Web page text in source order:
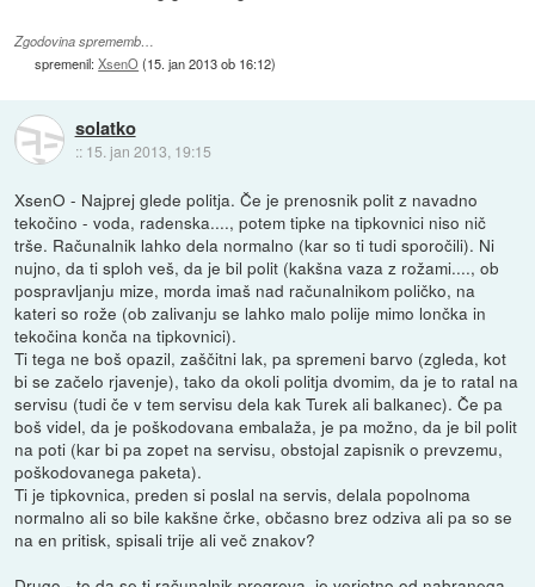
Zgodovina sprememb…
spremenil:XsenO(15. jan 2013 ob 16:12)
solatko
:: 15. jan 2013, 19:15
XsenO - Najprej glede politja. Če je prenosnik polit z navadno
tekočino - voda, radenska...., potem tipke na tipkovnici niso nič
trše. Računalnik lahko dela normalno (kar so ti tudi sporočili). Ni
nujno, da ti sploh veš, da je bil polit (kakšna vaza z rožami...., ob
pospravljanju mize, morda imaš nad računalnikom poličko, na
kateri so rože (ob zalivanju se lahko malo polije mimo lončka in
tekočina konča na tipkovnici).
Ti tega ne boš opazil, zaščitni lak, pa spremeni barvo (zgleda, kot
bi se začelo rjavenje), tako da okoli politja dvomim, da je to ratal na
servisu (tudi če v tem servisu dela kak Turek ali balkanec). Če pa
boš videl, da je poškodovana embalaža, je pa možno, da je bil polit
na poti (kar bi pa zopet na servisu, obstojal zapisnik o prevzemu,
poškodovanega paketa).
Ti je tipkovnica, preden si poslal na servis, delala popolnoma
normalno ali so bile kakšne črke, občasno brez odziva ali pa so se
na en pritisk, spisali trije ali več znakov?